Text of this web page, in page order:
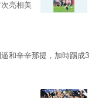
亮相美
和辛辛那提，加時踢成3